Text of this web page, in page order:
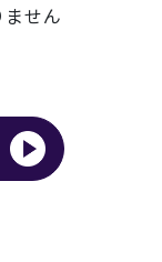
せん